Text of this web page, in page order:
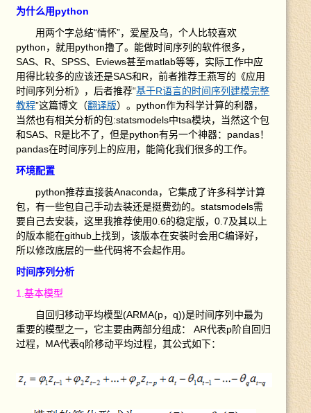
为什么用python
用两个字总结“情怀”，爱屋及乌，个人比较喜欢
python，就用python撸了。能做时间序列的软件很多，
SAS、R、SPSS、Eviews甚至matlab等等，实际工作中应
用得比较多的应该还是SAS和R，前者推荐王燕写的《应用
时间序列分析》，后者推荐“基于R语言的时间序列建模完整
教程”这篇博文（翻译版）。python作为科学计算的利器，
当然也有相关分析的包:statsmodels中tsa模块，当然这个包
和SAS、R是比不了，但是python有另一个神器：pandas！
pandas在时间序列上的应用，能简化我们很多的工作。
环境配置
python推荐直接装Anaconda，它集成了许多科学计算
包，有一些包自己手动去装还是挺费劲的。statsmodels需
要自己去安装，这里我推荐使用0.6的稳定版，0.7及其以上
的版本能在github上找到，该版本在安装时会用C编译好，
所以修改底层的一些代码将不会起作用。
时间序列分析
1.基本模型
自回归移动平均模型(ARMA(p，q))是时间序列中最为
重要的模型之一，它主要由两部分组成： AR代表p阶自回归
过程，MA代表q阶移动平均过程，其公式如下：